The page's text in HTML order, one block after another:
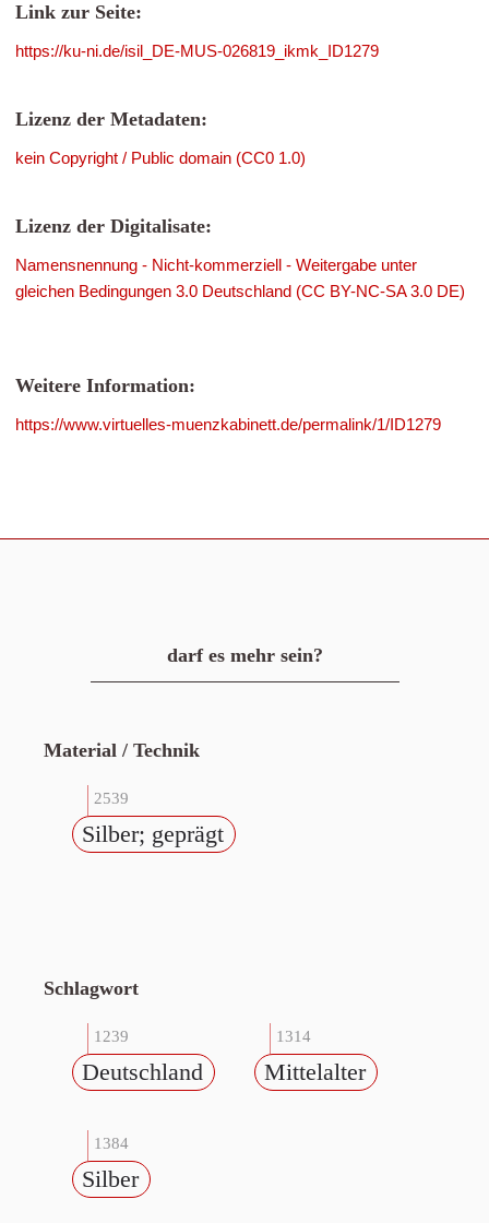
Link zur Seite:
https://ku-ni.de/isil_DE-MUS-026819_ikmk_ID1279
Lizenz der Metadaten:
kein Copyright / Public domain (CC0 1.0)
Lizenz der Digitalisate:
Namensnennung - Nicht-kommerziell - Weitergabe unter
gleichen Bedingungen 3.0 Deutschland (CC BY-NC-SA 3.0 DE)
Weitere Information:
https://www.virtuelles-muenzkabinett.de/permalink/1/ID1279
darf es mehr sein?
Material / Technik
2539
Silber; geprägt
Schlagwort
1239
Deutschland
1314
Mittelalter
1384
Silber